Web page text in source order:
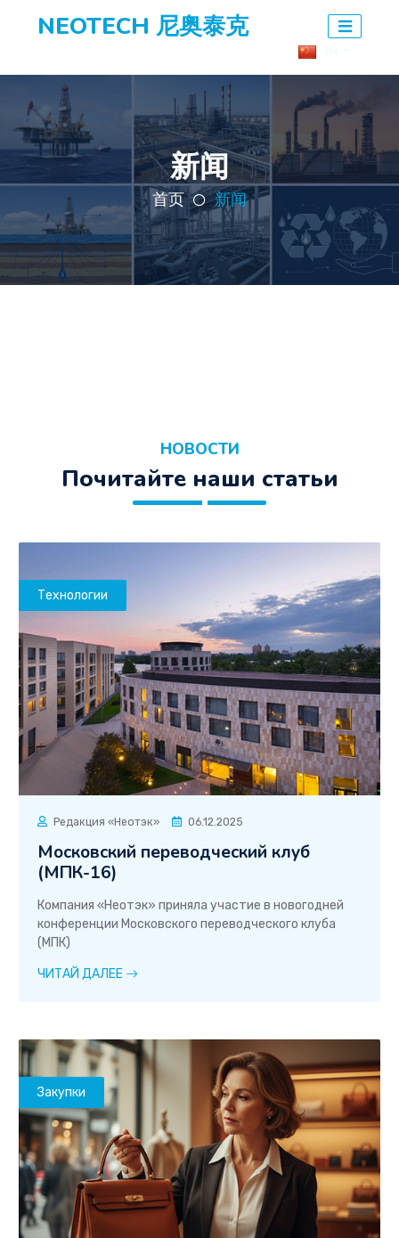
NEOTECH 尼奥泰克
新闻
首页 新闻
НОВОСТИ
Почитайте наши статьи
Технологии
Редакция «Неотэк» 06.12.2025
Московский переводческий клуб
(МПК-16)
Компания «Неотэк» приняла участие в новогодней
конференции Московского переводческого клуба
(МПК)
ЧИТАЙ ДАЛЕЕ
Закупки